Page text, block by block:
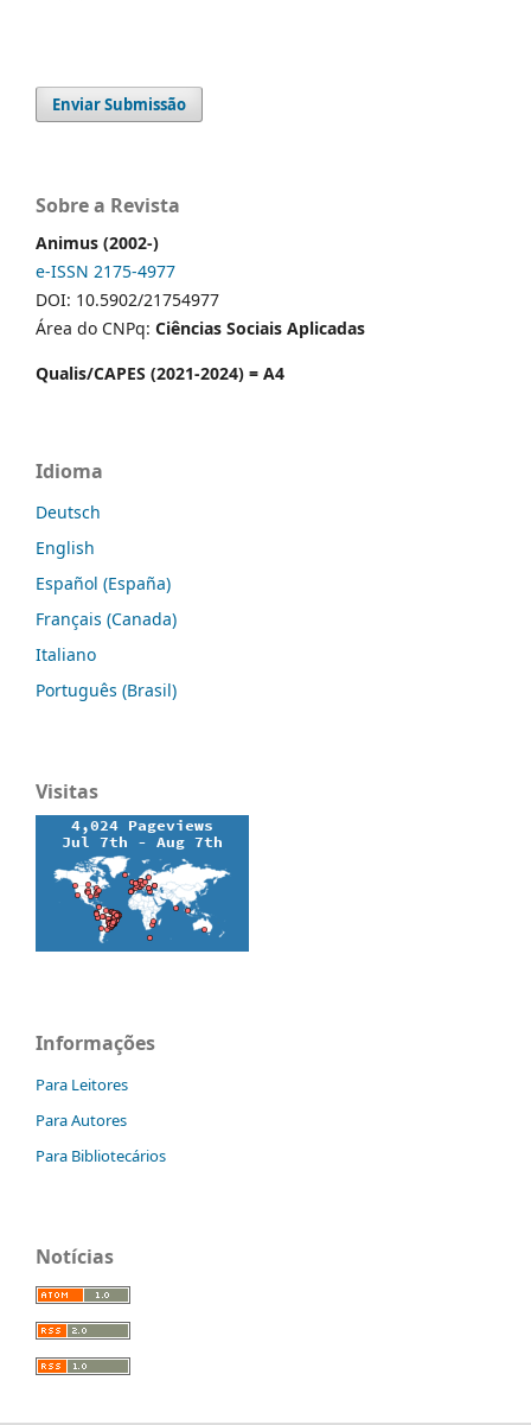
Enviar Submissão
Sobre a Revista
Animus (2002-)
e-ISSN 2175-4977
DOI: 10.5902/21754977
Área do CNPq: Ciências Sociais Aplicadas
Qualis/CAPES (2021-2024) = A4
Idioma
Deutsch
English
Español (España)
Français (Canada)
Italiano
Português (Brasil)
Visitas
Informações
Para Leitores
Para Autores
Para Bibliotecários
Notícias